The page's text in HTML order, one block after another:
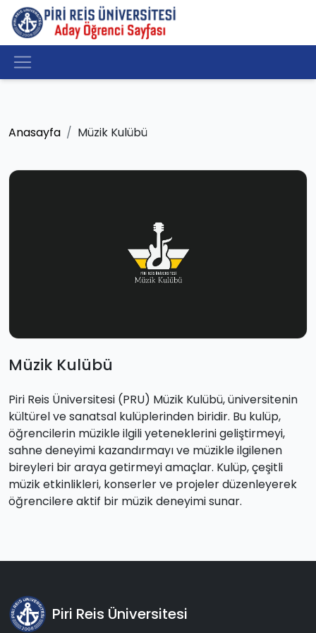
Anasayfa Müzik Kulübü
Müzik Kulübü
Piri Reis Üniversitesi (PRU) Müzik Kulübü, üniversitenin
kültürel ve sanatsal kulüplerinden biridir. Bu kulüp,
öğrencilerin müzikle ilgili yeteneklerini geliştirmeyi,
sahne deneyimi kazandırmayı ve müzikle ilgilenen
bireyleri bir araya getirmeyi amaçlar. Kulüp, çeşitli
müzik etkinlikleri, konserler ve projeler düzenleyerek
öğrencilere aktif bir müzik deneyimi sunar.
Piri Reis Üniversitesi